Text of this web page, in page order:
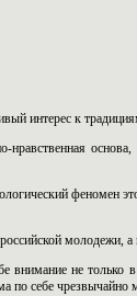
интерес к
нравственная
феномен
молодежи,
внимание не только
по себе чрезвычайно